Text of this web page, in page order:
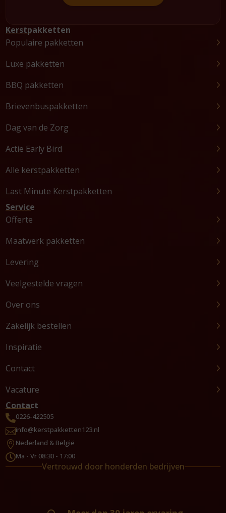
Kerstpakketten
Populaire pakketten
Luxe pakketten
BBQ pakketten
Brievenbuspakketten
Dag van de Zorg
Actie Early Bird
Alle kerstpakketten
Last Minute Kerstpakketten
Service
Offerte
Maatwerk pakketten
Levering
Veelgestelde vragen
Over ons
Zakelijk bestellen
Inspiratie
Contact
Vacature
Contact
0226-422505
info@kerstpakketten123.nl
 Nederland & België
Ma - Vr 08:30 - 17:00
Vertrouwd door honderden bedrijven